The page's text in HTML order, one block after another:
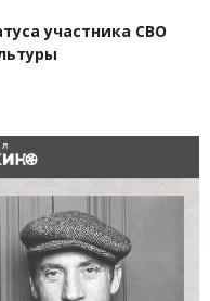
участника СВО